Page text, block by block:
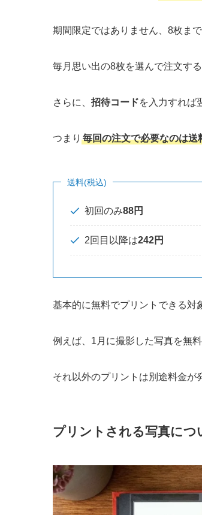
期間限定ではありません、8枚ま
毎月思い出の8枚を選んで注文す
さらに、 招待コードを入力すれば
つまり 毎回の注文で必要なのは送
送料(税込)
初回のみ88円
2回目以降は242円
基本的に無料でプリントできる対
例えば、1月に撮影した写真を無
それ以外のプリントは別途料金が
プリントされる写真につ